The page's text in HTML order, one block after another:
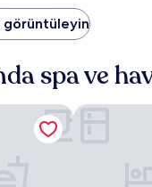
görüntüleyin
spa ve
Kazdağları Thermal
1774